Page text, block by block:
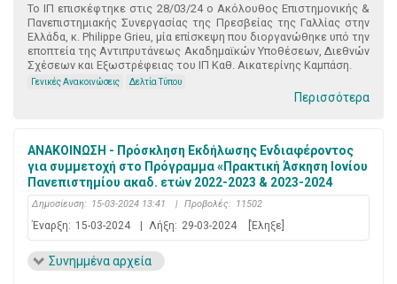
Το ΙΠ επισκέφτηκε στις 28/03/24 ο Ακόλουθος Επιστημονικής &
Πανεπιστημιακής Συνεργασίας της Πρεσβείας της Γαλλίας στην
Ελλάδα, κ. Philippe Grieu, μία επίσκεψη που διοργανώθηκε υπό την
εποπτεία της Αντιπρυτάνεως Ακαδημαϊκών Υποθέσεων, Διεθνών
Σχέσεων και Εξωστρέφειας του ΙΠ Καθ. Αικατερίνης Καμπάση.
Γενικές Ανακοινώσεις Δελτία Τύπου
Περισσότερα
ΑΝΑΚΟΙΝΩΣΗ - Πρόσκληση Εκδήλωσης Ενδιαφέροντος
για συμμετοχή στο Πρόγραμμα «Πρακτική Άσκηση Ιονίου
Πανεπιστημίου ακαδ. ετών 2022-2023 & 2023-2024
Δημοσίευση: 15-03-2024 13:41 | Προβολές: 11502
Έναρξη: 15-03-2024 | Λήξη: 29-03-2024 [Έληξε]
Συνημμένα αρχεία